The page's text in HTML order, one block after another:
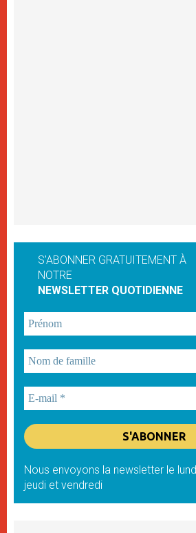
S'ABONNER GRATUITEMENT À
NOTRE
NEWSLETTER QUOTIDIENNE
Nous envoyons la newsletter le
jeudi et vendredi